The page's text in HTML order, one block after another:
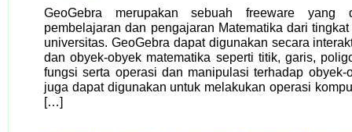
GeoGebra merupakan sebuah freeware yang
pembelajaran dan pengajaran Matematika dari
universitas. GeoGebra dapat digunakan secara
dan obyek-obyek matematika seperti titik, garis,
fungsi serta operasi dan manipulasi terhadap obyek-
juga dapat digunakan untuk melakukan operasi
[…]